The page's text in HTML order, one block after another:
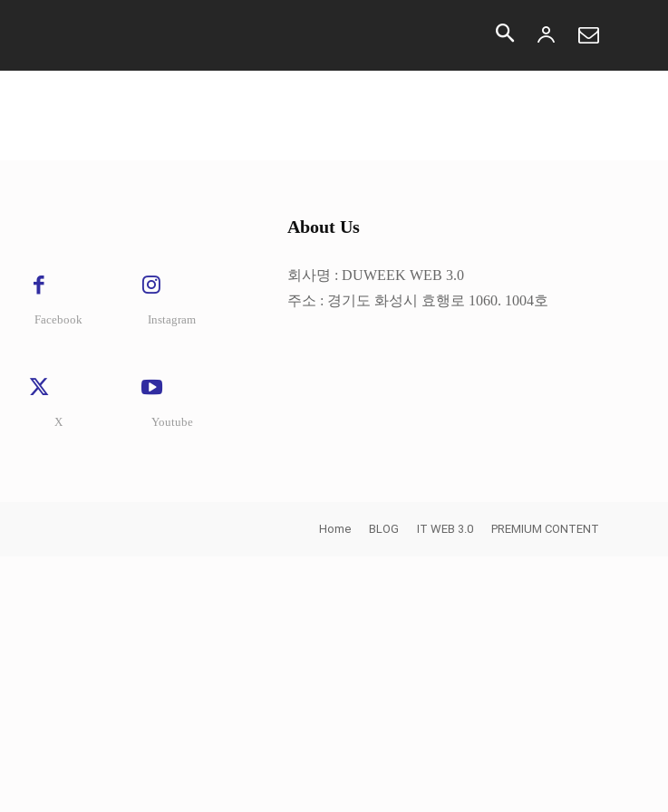
Facebook Instagram
X Youtube
About Us
회사명 : DUWEEK WEB 3.0
주소 : 경기도 화성시 효행로 1060. 1004호
Home BLOG IT WEB 3.0 PREMIUM CONTENT